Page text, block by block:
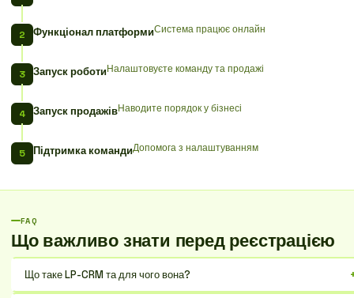
Функціонал платформиСистема працює онлайн
Запуск роботиНалаштовуєте команду та продажі
Запуск продажівНаводите порядок у бізнесі
Підтримка командиДопомога з налаштуванням
FAQ
Що важливо знати перед реєстрацією
Що таке LP-CRM та для чого вона?